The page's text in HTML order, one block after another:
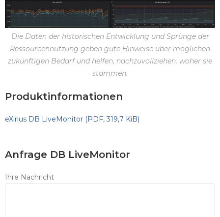
Die Daten der historischen Entwicklung und Sprünge der
Ressourcennutzung geben gute Hinweise über möglichen
zukünftigen Bedarf und helfen, nachzuvollziehen, woher sie
stammen.
Produktinformationen
eXirius DB LiveMonitor (PDF, 319,7 KiB)
Anfrage DB LiveMonitor
Ihre Nachricht